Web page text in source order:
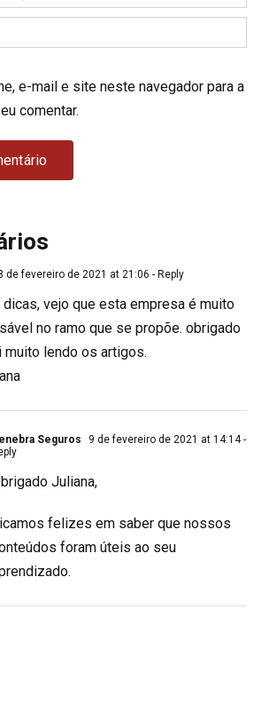
de fevereiro de 2021 at 21:06 - Reply
dicas, vejo que esta empresa é muito
no ramo que se propõe. obrigado
muito lendo os artigos.
Seguros 9 de fevereiro de 2021 at 14:14-
Juliana,
felizes em saber que nossos
foram úteis ao seu
e-mail e site neste navegador para a
comentar.